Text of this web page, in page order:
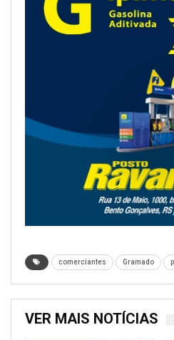
comerciantes Gramado
VER MAIS NOTÍCIAS